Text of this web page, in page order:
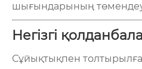
шығындарының
Негізгі
Сұйықтықпен